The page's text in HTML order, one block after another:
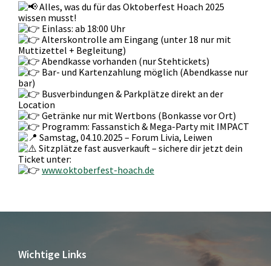
Alles, was du für das Oktoberfest Hoach 2025
wissen musst!
Einlass: ab 18:00 Uhr
Alterskontrolle am Eingang (unter 18 nur mit
Muttizettel + Begleitung)
Abendkasse vorhanden (nur Stehtickets)
Bar- und Kartenzahlung möglich (Abendkasse nur
bar)
Busverbindungen & Parkplätze direkt an der
Location
Getränke nur mit Wertbons (Bonkasse vor Ort)
Programm: Fassanstich & Mega-Party mit IMPACT
Samstag, 04.10.2025 – Forum Livia, Leiwen
Sitzplätze fast ausverkauft – sichere dir jetzt dein
Ticket unter:
www.oktoberfest-hoach.de
Wichtige Links